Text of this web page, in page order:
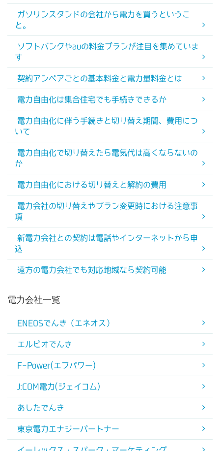
ガソリンスタンドの会社から電力を買うというこ
と。
ソフトバンクやauの料金プランが注目を集めていま
す
契約アンペアごとの基本料金と電力量料金とは
電力自由化は集合住宅でも手続きできるか
電力自由化に伴う手続きと切り替え期間、費用につ
いて
電力自由化で切り替えたら電気代は高くならないの
か
電力自由化における切り替えと解約の費用
電力会社の切り替えやプラン変更時における注意事
項
新電力会社との契約は電話やインターネットから申
込
遠方の電力会社でも対応地域なら契約可能
電力会社一覧
ENEOSでんき（エネオス）
エルピオでんき
F-Power(エフパワー)
J:COM電力(ジェイコム)
あしたでんき
東京電力エナジーパートナー